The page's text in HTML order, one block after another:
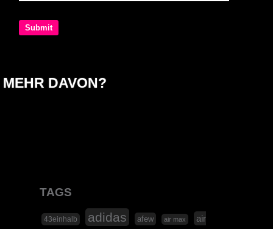
MEHR DAVON?
TAGS
43einhalb adidas afew air max
air